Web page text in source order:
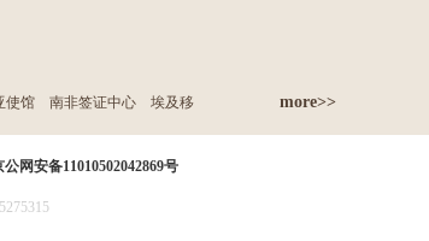
使馆 南非签证中心 埃及移 more>>
公网安备11010502042869号